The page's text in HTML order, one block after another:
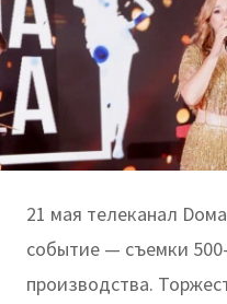
21 мая телеканал
событие — съемки
производства.